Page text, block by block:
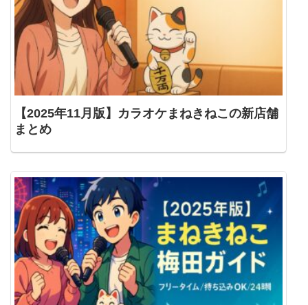
【2025年11月版】カラオケまねきねこの新店舗
まとめ